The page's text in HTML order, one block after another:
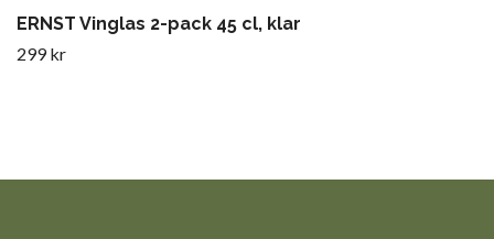
ERNST Vinglas 2-pack 45 cl, klar
299 kr